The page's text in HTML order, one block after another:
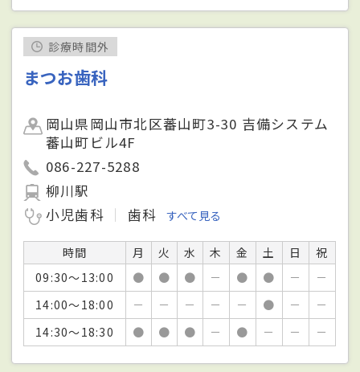
診療時間外
まつお歯科
岡山県岡山市北区蕃山町3-30 吉備システム
蕃山町ビル4F
086-227-5288
柳川駅
小児歯科
歯科 すべて見る
時間 月 火 水 木 金 土 日
祝
09:30～13:00
● ● ● － ● ● －
－
14:00～18:00
－ － － － － ● －
－
14:30～18:30
● ● ● － ● － － －